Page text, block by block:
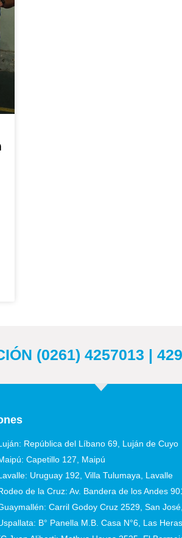
(0261) 4257013 |
República del Líbano 69, Luján de Cuyo
Capetillo 127, Maipú
Uruguay 192, Villa Tulumaya, Lavalle
de la Cruz: Av. Bandera de los Andes
Carril Godoy Cruz 2529, San
B° Panella M.B. Casa N°6, Las Heras